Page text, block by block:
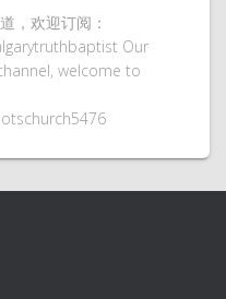
，欢迎订阅：
Our
welcome to